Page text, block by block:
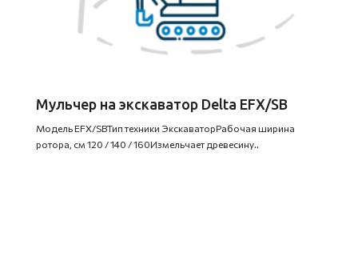
Мульчер на экскаватор Delta EFX/SB
Модель EFX/SBТип техники ЭкскаваторРабочая ширина
ротора, см 120 / 140 / 160Измельчает древесину..